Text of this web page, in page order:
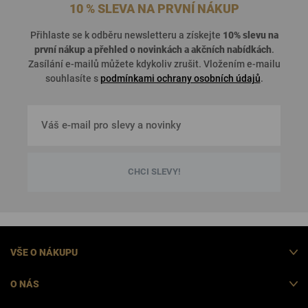
10 % SLEVA NA PRVNÍ NÁKUP
Přihlaste se k odběru newsletteru a získejte 10% slevu na
první nákup a přehled o novinkách a akčních nabídkách.
Zasílání e-mailů můžete kdykoliv zrušit. Vložením e-mailu
souhlasíte s podmínkami ochrany osobních údajů.
CHCI SLEVY!
VŠE O NÁKUPU
O NÁS